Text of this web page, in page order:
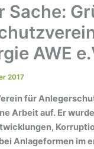
Sache:
AWE
2017
für
Arbeit auf. Er
Anlageformen im